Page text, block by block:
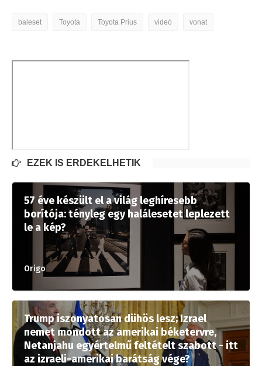
baleset Toyota Toyota Prius videó vonat
EZEK IS ÉRDEKELHETIK
57 éve készült el a világ leghíresebb
borítója: tényleg egy halálesetet leplezett
le a kép?
Origo
Trump iszonyatosan dühös lesz; Izrael
nemet mondott az amerikai béketervre,
Netanjahu egyértelmű feltételt szabott - itt
az izraeli-amerikai barátság vége?